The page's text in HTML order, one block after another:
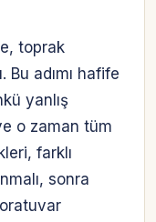
toprak
Bu adımı hafife
yanlış
o zaman tüm
farklı
sonra